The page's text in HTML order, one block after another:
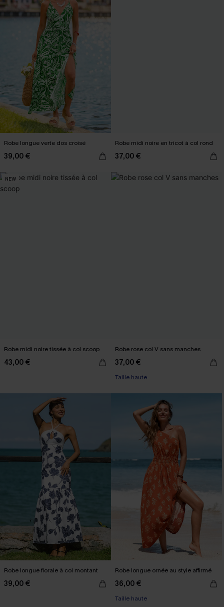
Robe longue verte dos croisé
39,00 €
Robe midi noire en tricot à col rond
37,00 €
NEW
Robe midi noire tissée à col scoop
43,00 €
Robe rose col V sans manches
37,00 €
Taille haute
Robe longue florale à col montant
39,00 €
Robe longue ornée au style affirmé
36,00 €
Taille haute